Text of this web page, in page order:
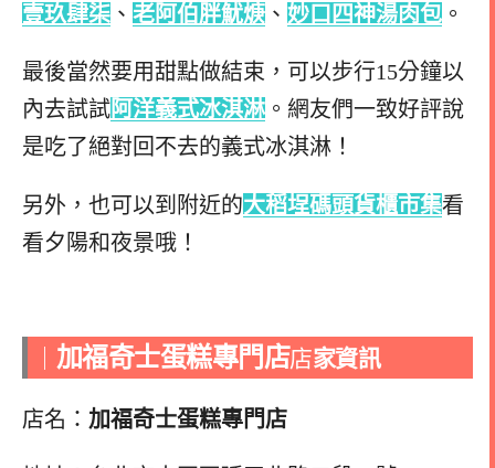
壹玖肆柒 、 老阿伯胖魷焿 、 妙口四神湯肉包 。
最後當然要用甜點做結束，可以步行15分鐘以
內去試試阿洋義式冰淇淋 。網友們一致好評說
是吃了絕對回不去的義式冰淇淋！
另外，也可以到附近的大稻埕碼頭貨櫃市集看
看夕陽和夜景哦！
加福奇士蛋糕專門店店家資訊
店名： 加福奇士蛋糕專門店